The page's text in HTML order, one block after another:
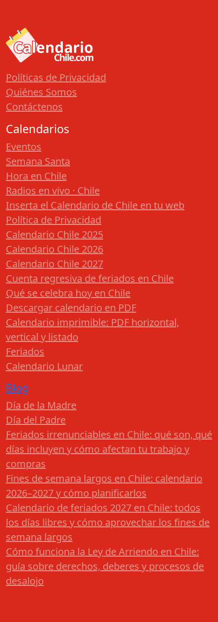
Políticas de Privacidad
Quiénes Somos
Contáctenos
Calendarios
Eventos
Semana Santa
Hora en Chile
Radios en vivo · Chile
Inserta el Calendario de Chile en tu web
Política de Privacidad
Calendario Chile 2025
Calendario Chile 2026
Calendario Chile 2027
Cuenta regresiva de feriados en Chile
Qué se celebra hoy en Chile
Descargar calendario en PDF
Calendario imprimible: PDF horizontal,
vertical y listado
Feriados
Calendario Lunar
Blog
Día de la Madre
Día del Padre
Feriados irrenunciables en Chile: qué son, qué
días incluyen y cómo afectan tu trabajo y
compras
Fines de semana largos en Chile: calendario
2026–2027 y cómo planificarlos
Calendario de feriados 2027 en Chile: todos
los días libres y cómo aprovechar los fines de
semana largos
Cómo funciona la Ley de Arriendo en Chile:
guía sobre derechos, deberes y procesos de
desalojo